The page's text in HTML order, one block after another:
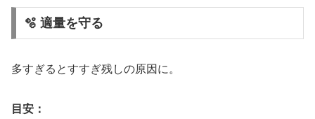
🫧 適量を守る
多すぎるとすすぎ残しの原因に。
目安：